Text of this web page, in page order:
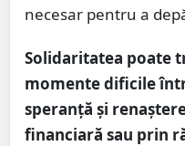
necesar pentru a
Solidaritatea poate
momente dificile
speranță și
financiară sau prin